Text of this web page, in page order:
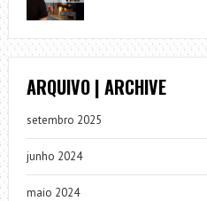
ARQUIVO | ARCHIVE
setembro 2025
junho 2024
maio 2024